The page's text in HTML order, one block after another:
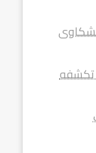
تكشفه